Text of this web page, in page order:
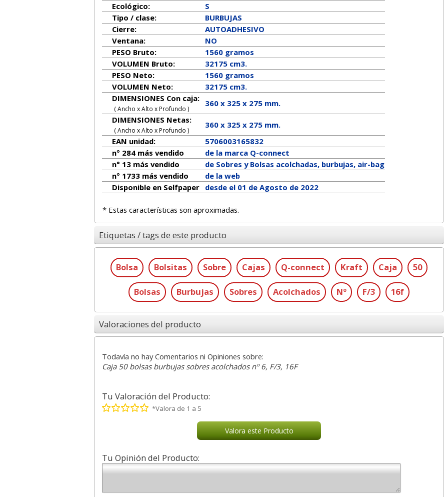
Ecológico:
S
Tipo / clase:
BURBUJAS
Cierre:
AUTOADHESIVO
Ventana:
NO
PESO Bruto:
1560 gramos
VOLUMEN Bruto:
32175 cm3.
PESO Neto:
1560gramos
VOLUMEN Neto:
32175 cm3.
DIMENSIONES Con caja:
( Ancho x Alto x Profundo )
360 x 325 x 275 mm.
DIMENSIONES Netas:
( Ancho x Alto x Profundo )
360x 325x 275mm.
EAN unidad:
5706003165832
n° 284 más vendido
de la marca Q-connect
n° 13 más vendido
de Sobres y Bolsas acolchadas, burbujas, air-bag
n° 1733 más vendido
de la web
Disponible en Selfpaper
desde el 01 de Agosto de 2022
* Estas características son aproximadas.
Etiquetas / tags de este producto
Bolsa Bolsitas Sobre Cajas Q-connect Kraft Caja 50
Bolsas Burbujas Sobres Acolchados Nº F/3 16f
Valoraciones del producto
Todavía no hay Comentarios ni Opiniones sobre:
Caja 50 bolsas burbujas sobres acolchados nº 6, F/3, 16F
Tu Valoración del Producto:
*Valora de 1 a 5
Valora este Producto
Tu Opinión del Producto: